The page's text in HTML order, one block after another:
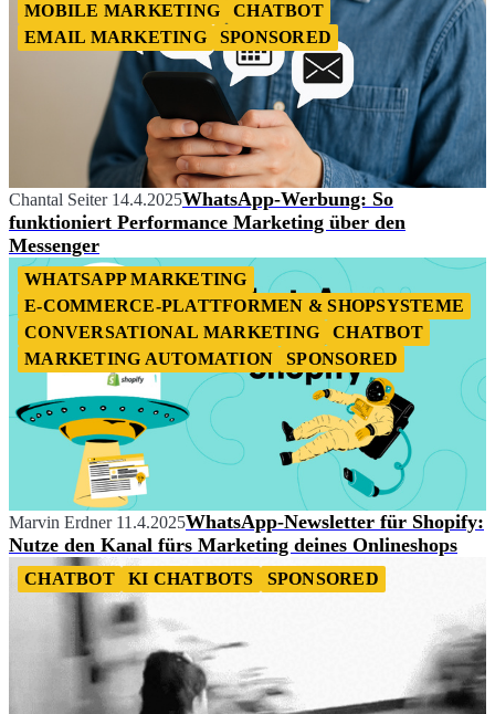
MOBILE MARKETING
CHATBOT
EMAIL MARKETING
SPONSORED
Chantal Seiter 14.4.2025WhatsApp-Werbung: So
funktioniert Performance Marketing über den
Messenger
WHATSAPP MARKETING
E-COMMERCE-PLATTFORMEN & SHOPSYSTEME
CONVERSATIONAL MARKETING
CHATBOT
MARKETING AUTOMATION
SPONSORED
Marvin Erdner 11.4.2025WhatsApp-Newsletter für Shopify:
Nutze den Kanal fürs Marketing deines Onlineshops
CHATBOT KI CHATBOTS SPONSORED